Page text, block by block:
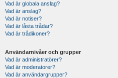
Vad är globala anslag?
Vad är anslag?
Vad är notiser?
Vad är låsta trådar?
Vad är trådikoner?
Användarnivåer och grupper
Vad är administratörer?
Vad är moderatorer?
Vad är användargrupper?